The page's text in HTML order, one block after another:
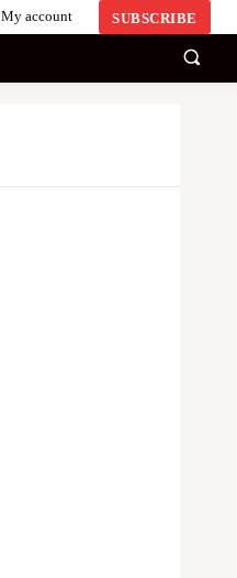
My account SUBSCRIBE